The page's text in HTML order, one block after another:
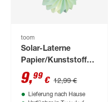
toom
Solar-Laterne
Papier/Kunststoff
grün Ø 300 cm
9,99 € 12,99 €
Lieferung nach Hause